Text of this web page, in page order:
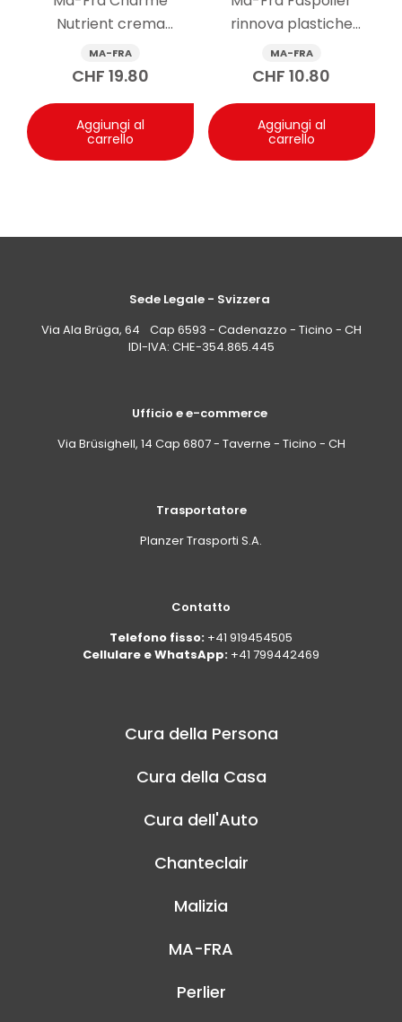
questa esigenza e funziona come firma nell’abitacolo.
Se l’obiettivo è una nota molto discreta o neutra,
Nutrient crema
nutriente pelle auto 150
ml
MA-FRA
CHF 19.80
Aggiungi al
carrello
rinnova plastiche
esterne auto 300 ml
MA-FRA
CHF 10.80
Aggiungi al
carrello
Sede Legale - Svizzera
Via Ala Brüga, 64 Cap 6593 - Cadenazzo - Ticino - CH
IDI-IVA: CHE-354.865.445
Ufficio e e-commerce
Via Brüsighell, 14 Cap 6807 - Taverne - Ticino - CH
Trasportatore
Planzer Trasporti S.A.
Contatto
Telefono fisso: +41 919454505
Cellulare e WhatsApp: +41 799442469
Cura della Persona
Cura della Casa
Cura dell'Auto
Chanteclair
Malizia
MA-FRA
Perlier